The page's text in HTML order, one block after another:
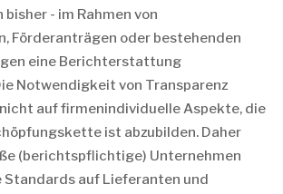
- im Rahmen von
Förderanträgen oder bestehenden
eine Berichterstattung
Notwendigkeit von Transparenz
auf firmenindividuelle Aspekte, die
ist abzubilden. Daher
(berichtspflichtige) Unternehmen
auf Lieferanten und